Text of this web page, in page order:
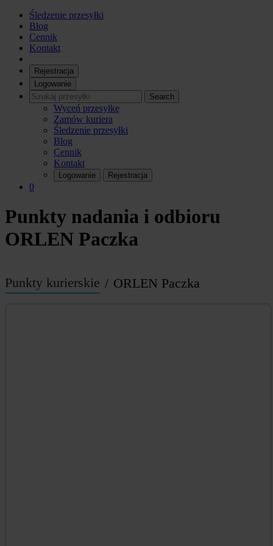
Śledzenie przesyłki
Blog
Cennik
Kontakt
Rejestracja
Logowanie
Search
Wyceń przesyłkę
Zamów kuriera
Śledzenie przesyłki
Blog
Cennik
Kontakt
Logowanie Rejestracja
0
Punkty nadania i odbioru
ORLEN Paczka
Punkty kurierskie ORLEN Paczka